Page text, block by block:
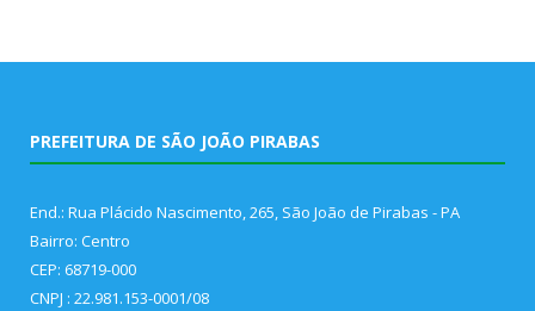
PREFEITURA DE SÃO JOÃO PIRABAS
End.: Rua Plácido Nascimento, 265, São João de Pirabas - PA
Bairro: Centro
CEP: 68719-000
CNPJ : 22.981.153-0001/08